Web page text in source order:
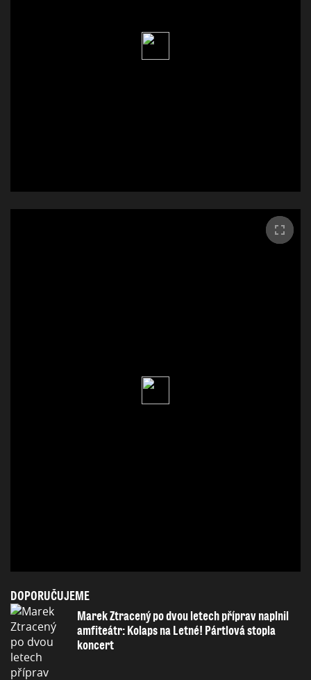
DOPORUČUJEME
Marek Ztracený po dvou letech příprav naplnil
amfiteátr: Kolaps na Letné! Pártlová stopla
koncert